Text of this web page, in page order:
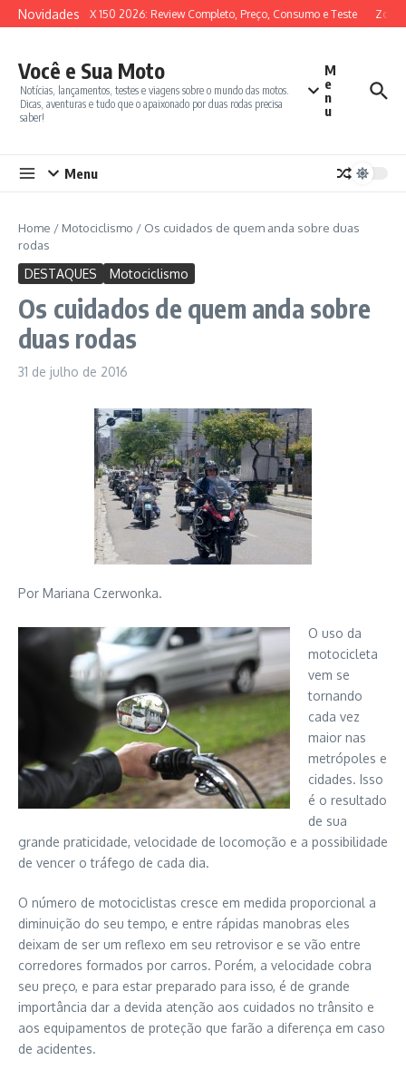
Ir para o conteúdo
Novidades
SYM ADX 150 2026: Review Completo, Preço, Consumo e Teste
Você e Sua Moto
Notícias, lançamentos, testes e viagens sobre o mundo das motos.
Dicas, aventuras e tudo que o apaixonado por duas rodas precisa
saber!
M
e
n
u
Menu
Home / Motociclismo / Os cuidados de quem anda sobre duas
rodas
DESTAQUES Motociclismo
Os cuidados de quem anda sobre
duas rodas
31 de julho de 2016
Por Mariana Czerwonka.
O uso da
motocicleta
vem se
tornando
cada vez
maior nas
metrópoles e
cidades. Isso
é o resultado
de sua
grande praticidade, velocidade de locomoção e a possibilidade
de vencer o tráfego de cada dia.
O número de motociclistas cresce em medida proporcional a
diminuição do seu tempo, e entre rápidas manobras eles
deixam de ser um reflexo em seu retrovisor e se vão entre
corredores formados por carros. Porém, a velocidade cobra
seu preço, e para estar preparado para isso, é de grande
importância dar a devida atenção aos cuidados no trânsito e
aos equipamentos de proteção que farão a diferença em caso
de acidentes.